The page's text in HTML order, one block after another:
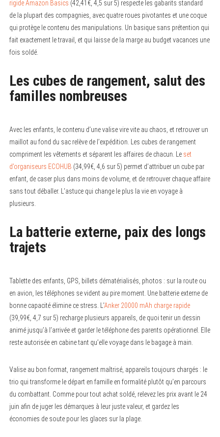
rigide Amazon Basics (42,41€, 4,5 sur 5) respecte les gabarits standard
de la plupart des compagnies, avec quatre roues pivotantes et une coque
qui protège le contenu des manipulations. Un basique sans prétention qui
fait exactement le travail, et qui laisse de la marge au budget vacances une
fois soldé.
Les cubes de rangement, salut des
familles nombreuses
Avec les enfants, le contenu d’une valise vire vite au chaos, et retrouver un
maillot au fond du sac relève de l’expédition. Les cubes de rangement
compriment les vêtements et séparent les affaires de chacun. Le set
d’organiseurs ECOHUB (34,99€, 4,6 sur 5) permet d’attribuer un cube par
enfant, de caser plus dans moins de volume, et de retrouver chaque affaire
sans tout déballer. L’astuce qui change le plus la vie en voyage à
plusieurs.
La batterie externe, paix des longs
trajets
Tablette des enfants, GPS, billets dématérialisés, photos : sur la route ou
en avion, les téléphones se vident au pire moment. Une batterie externe de
bonne capacité élimine ce stress. L’Anker 20000 mAh charge rapide
(39,99€, 4,7 sur 5) recharge plusieurs appareils, de quoi tenir un dessin
animé jusqu’à l’arrivée et garder le téléphone des parents opérationnel. Elle
reste autorisée en cabine tant qu’elle voyage dans le bagage à main.
Valise au bon format, rangement maîtrisé, appareils toujours chargés : le
trio qui transforme le départ en famille en formalité plutôt qu’en parcours
du combattant. Comme pour tout achat soldé, relevez les prix avant le 24
juin afin de juger les démarques à leur juste valeur, et gardez les
économies de soute pour les glaces sur la plage.